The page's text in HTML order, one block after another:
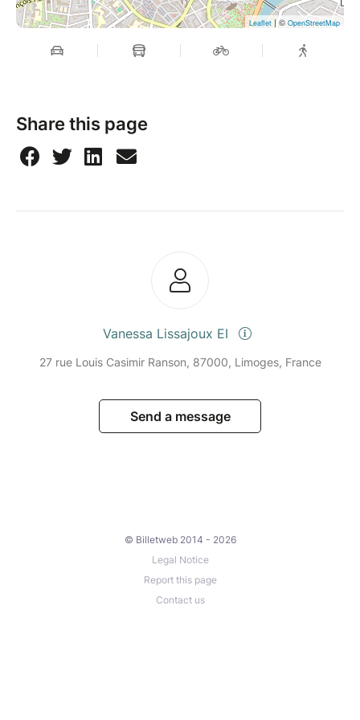
Leaflet | © OpenStreetMap
Share this page
Vanessa Lissajoux EI
27 rue Louis Casimir Ranson, 87000, Limoges, France
Send a message
© Billetweb 2014 - 2026
Legal Notice
Report this page
Contact us